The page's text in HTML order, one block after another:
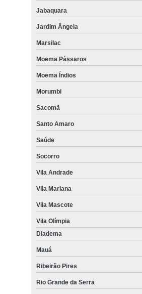
Jabaquara
Jardim Ângela
Marsilac
Moema Pássaros
Moema Índios
Morumbi
Sacomã
Santo Amaro
Saúde
Socorro
Vila Andrade
Vila Mariana
Vila Mascote
Vila Olímpia
Diadema
Mauá
Ribeirão Pires
Rio Grande da Serra